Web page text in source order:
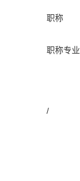
职称
职称专业
/